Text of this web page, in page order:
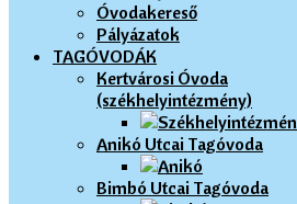
Óvodakereső
Pályázatok
TAGÓVODÁK
Kertvárosi Óvoda
(székhelyintézmény)
Anikó Utcai Tagóvoda
Bimbó Utcai Tagóvoda